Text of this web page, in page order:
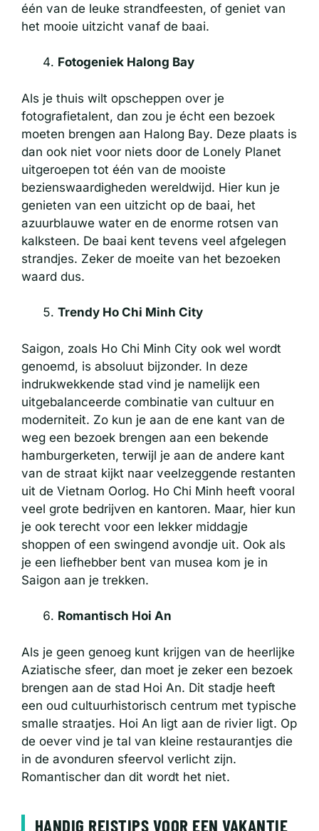
één van de leuke strandfeesten, of geniet van
het mooie uitzicht vanaf de baai.
Fotogeniek Halong Bay
Als je thuis wilt opscheppen over je
fotografietalent, dan zou je écht een bezoek
moeten brengen aan Halong Bay. Deze plaats is
dan ook niet voor niets door de Lonely Planet
uitgeroepen tot één van de mooiste
bezienswaardigheden wereldwijd. Hier kun je
genieten van een uitzicht op de baai, het
azuurblauwe water en de enorme rotsen van
kalksteen. De baai kent tevens veel afgelegen
strandjes. Zeker de moeite van het bezoeken
waard dus.
Trendy Ho Chi Minh City
Saigon, zoals Ho Chi Minh City ook wel wordt
genoemd, is absoluut bijzonder. In deze
indrukwekkende stad vind je namelijk een
uitgebalanceerde combinatie van cultuur en
moderniteit. Zo kun je aan de ene kant van de
weg een bezoek brengen aan een bekende
hamburgerketen, terwijl je aan de andere kant
van de straat kijkt naar veelzeggende restanten
uit de Vietnam Oorlog. Ho Chi Minh heeft vooral
veel grote bedrijven en kantoren. Maar, hier kun
je ook terecht voor een lekker middagje
shoppen of een swingend avondje uit. Ook als
je een liefhebber bent van musea kom je in
Saigon aan je trekken.
Romantisch Hoi An
Als je geen genoeg kunt krijgen van de heerlijke
Aziatische sfeer, dan moet je zeker een bezoek
brengen aan de stad Hoi An. Dit stadje heeft
een oud cultuurhistorisch centrum met typische
smalle straatjes. Hoi An ligt aan de rivier ligt. Op
de oever vind je tal van kleine restaurantjes die
in de avonduren sfeervol verlicht zijn.
Romantischer dan dit wordt het niet.
HANDIG REISTIPS VOOR EEN VAKANTIE